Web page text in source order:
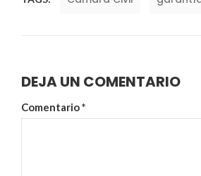
DEJA UN COMENTARIO
Comentario*